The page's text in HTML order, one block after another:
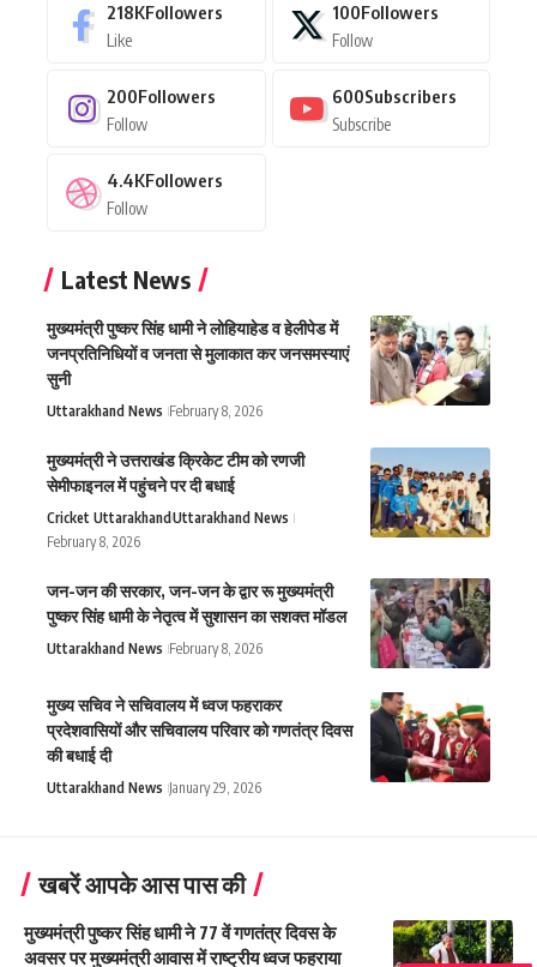
218KFollowers
Like
100Followers
Follow
200Followers
Follow
600Subscribers
Subscribe
4.4KFollowers
Follow
Latest News
मुख्यमंत्री पुष्कर सिंह धामी ने लोहियाहेड व हेलीपेड में
जनप्रतिनिधियों व जनता से मुलाकात कर जनसमस्याएं
सुनी
Uttarakhand News February 8, 2026
मुख्यमंत्री ने उत्तराखंड क्रिकेट टीम को रणजी
सेमीफाइनल में पहुंचने पर दी बधाई
Cricket UttarakhandUttarakhand News
February 8, 2026
जन-जन की सरकार, जन-जन के द्वार रू मुख्यमंत्री
पुष्कर सिंह धामी के नेतृत्व में सुशासन का सशक्त मॉडल
Uttarakhand News February 8, 2026
मुख्य सचिव ने सचिवालय में ध्वज फहराकर
प्रदेशवासियों और सचिवालय परिवार को गणतंत्र दिवस
की बधाई दी
Uttarakhand News January 29, 2026
खबरें आपके आस पास की
मुख्यमंत्री पुष्कर सिंह धामी ने 77 वें गणतंत्र दिवस के
अवसर पर मुख्यमंत्री आवास में राष्ट्रीय ध्वज फहराया